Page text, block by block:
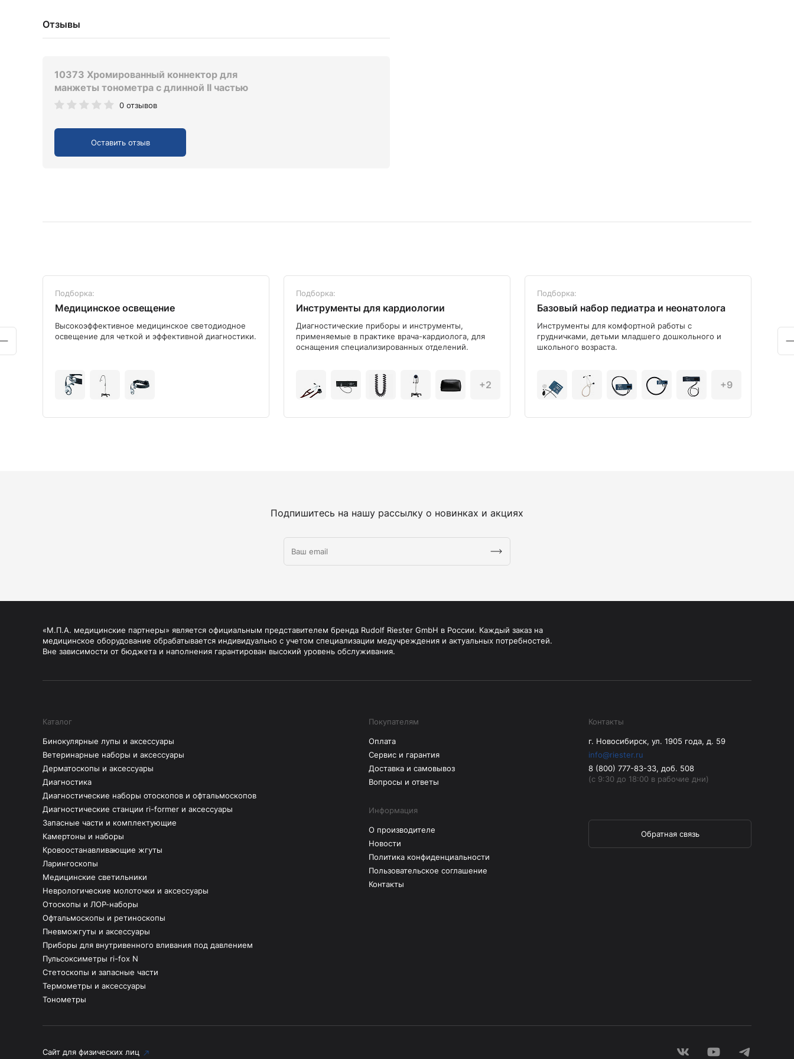
Отзывы
10373 Хромированный коннектор для
манжеты тонометра с длинной II частью
0 отзывов
Оставить отзыв
Подборка:
Медицинское освещение
Высокоэффективное медицинское светодиодное
освещение для четкой и эффективной диагностики.
Подборка:
Инструменты для кардиологии
Диагностические приборы и инструменты,
применяемые в практике врача-кардиолога, для
оснащения специализированных отделений.
+2
Подборка:
Базовый набор педиатра и неонатолога
Инструменты для комфортной работы с
грудничками, детьми младшего дошкольного и
школьного возраста.
+9
Подпишитесь на нашу рассылку о новинках и акциях
«М.П.А. медицинские партнеры» является официальным представителем бренда Rudolf Riester GmbH в России. Каждый заказ на
медицинское оборудование обрабатывается индивидуально с учетом специализации медучреждения и актуальных потребностей.
Вне зависимости от бюджета и наполнения гарантирован высокий уровень обслуживания.
Каталог
Бинокулярные лупы и аксессуары
Ветеринарные наборы и аксессуары
Дерматоскопы и аксессуары
Диагностика
Диагностические наборы отоскопов и офтальмоскопов
Диагностические станции ri-former и аксессуары
Запасные части и комплектующие
Камертоны и наборы
Кровоостанавливающие жгуты
Ларингоскопы
Медицинские светильники
Неврологические молоточки и аксессуары
Отоскопы и ЛОР-наборы
Офтальмоскопы и ретиноскопы
Пневможгуты и аксессуары
Приборы для внутривенного вливания под давлением
Пульсоксиметры ri-fox N
Стетоскопы и запасные части
Термометры и аксессуары
Тонометры
Покупателям
Оплата
Сервис и гарантия
Доставка и самовывоз
Вопросы и ответы
Информация
О производителе
Новости
Политика конфиденциальности
Пользовательское соглашение
Контакты
Контакты
г. Новосибирск, ул. 1905 года, д. 59
info@riester.ru
8 (800) 777-83-33, доб. 508
(с 9:30 до 18:00 в рабочие дни)
Обратная связь
Сайт для физических лиц